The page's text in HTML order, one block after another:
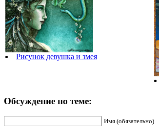
Рисунок девушка и змея
Обсуждение по теме:
Имя (обязательно)